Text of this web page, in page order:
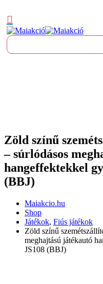
Zöld színű
– súrlódásos
hangeffektekkel
(BBJ)
Maiakcio.hu
Shop
Játékok, Fiús játékok
Zöld színű
meghajtású játékautó
JS108 (BBJ)